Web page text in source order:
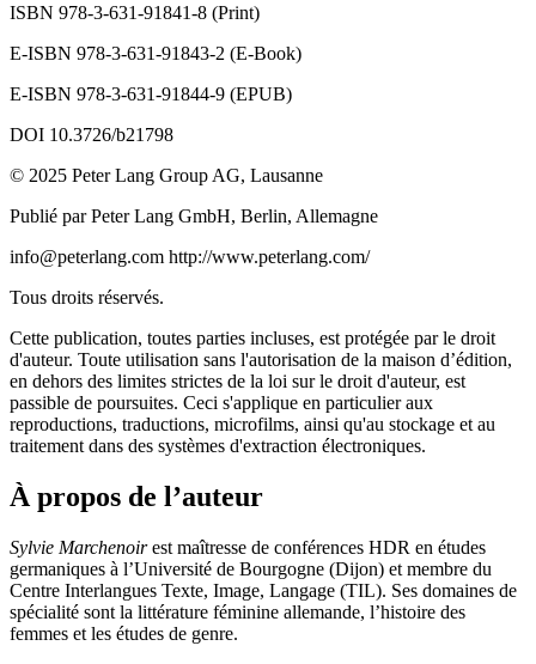
ISBN 978-3-631-91841-8 (Print)
E-ISBN 978-3-631-91843-2 (E-Book)
E-ISBN 978-3-631-91844-9 (EPUB)
DOI 10.3726/b21798
© 2025 Peter Lang Group AG, Lausanne
Publié par Peter Lang GmbH, Berlin, Allemagne
info@peterlang.com http://www.peterlang.com/
Tous droits réservés.
Cette publication, toutes parties incluses, est protégée par le droit
d'auteur. Toute utilisation sans l'autorisation de la maison d’édition,
en dehors des limites strictes de la loi sur le droit d'auteur, est
passible de poursuites. Ceci s'applique en particulier aux
reproductions, traductions, microfilms, ainsi qu'au stockage et au
traitement dans des systèmes d'extraction électroniques.
À propos de l’auteur
Sylvie Marchenoirest maîtresse de conférences HDR en études
germaniques à l’Université de Bourgogne (Dijon) et membre du
Centre Interlangues Texte, Image, Langage (TIL). Ses domaines de
spécialité sont la littérature féminine allemande, l’histoire des
femmes et les études de genre.